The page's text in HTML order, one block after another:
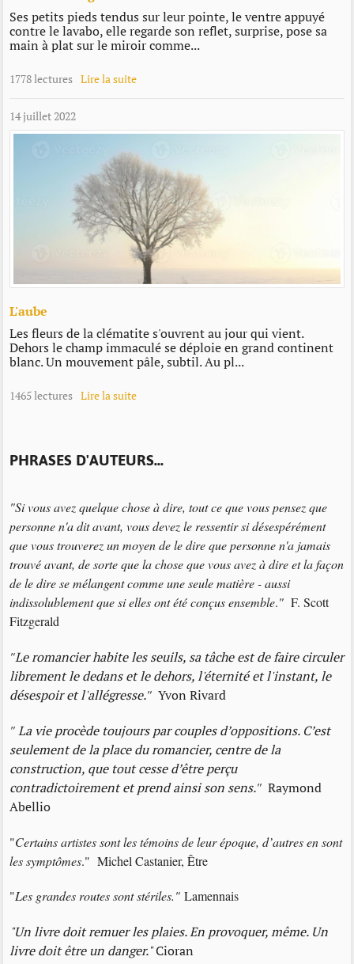
Ses petits pieds tendus sur leur pointe, le ventre appuyé
contre le lavabo, elle regarde son reflet, surprise, pose sa
main à plat sur le miroir comme...
1778 lectures Lire la suite
14 juillet 2022
L'aube
Les fleurs de la clématite s'ouvrent au jour qui vient.
Dehors le champ immaculé se déploie en grand continent
blanc. Un mouvement pâle, subtil. Au pl...
1465 lectures Lire la suite
PHRASES D'AUTEURS...
"Si vous avez quelque chose à dire, tout ce que vous pensez que
personne n'a dit avant, vous devez le ressentir si désespérément
que vous trouverez un moyen de le dire que personne n'a jamais
trouvé avant, de sorte que la chose que vous avez à dire et la façon
de le dire se mélangent comme une seule matière - aussi
indissolublement que si elles ont été conçus ensemble." F. Scott
Fitzgerald
"Le romancier habite les seuils, sa tâche est de faire circuler
librement le dedans et le dehors, l'éternité et l'instant, le
désespoir et l'allégresse." Yvon Rivard
"La vie procède toujours par couples d’oppositions. C’est
seulement de la place du romancier, centre de la
construction, que tout cesse d’être perçu
contradictoirement et prend ainsi son sens." Raymond
Abellio
"Certains artistes sont les témoins de leur époque, d’autres en sont
les symptômes." Michel Castanier, Être
"Les grandes routes sont stériles." Lamennais
"Un livre doit remuer les plaies. En provoquer, même. Un
livre doit être un danger."Cioran